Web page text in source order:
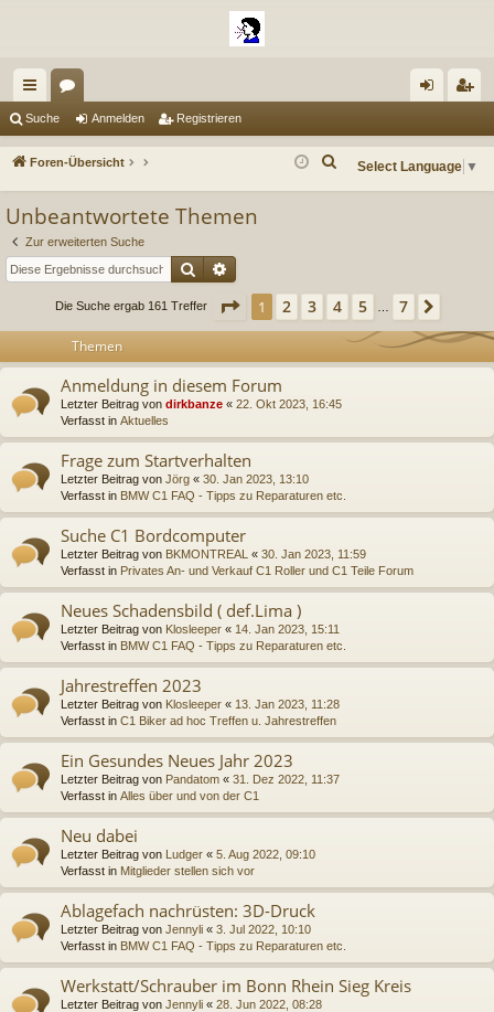
ch
ne
ug
riff
en m ist
Suche Anmelden Registrieren
Foren-Übersicht Select Language ▼
Unbeantwortete Themen
Zur erweiterten Suche
Suche
Die Suche ergab 161 Treffer Seite 1 von 7
1 2 3 4 5 7
Themen
Anmeldung in diesem Forum
Letzter Beitrag von dirkbanze « 22. Okt 2023, 16:45
Verfasst in Aktuelles
Frage zum Startverhalten
Letzter Beitrag von Jörg « 30. Jan 2023, 13:10
Verfasst in BMW C1 FAQ - Tipps zu Reparaturen etc.
Suche C1 Bordcomputer
Letzter Beitrag von BKMONTREAL « 30. Jan 2023, 11:59
Verfasst in Privates An- und Verkauf C1 Roller und C1 Teile Forum
Neues Schadensbild ( def.Lima )
Letzter Beitrag von Klosleeper « 14. Jan 2023, 15:11
Verfasst in BMW C1 FAQ - Tipps zu Reparaturen etc.
Jahrestreffen 2023
Letzter Beitrag von Klosleeper « 13. Jan 2023, 11:28
Verfasst in C1 Biker ad hoc Treffen u. Jahrestreffen
Ein Gesundes Neues Jahr 2023
Letzter Beitrag von Pandatom « 31. Dez 2022, 11:37
Verfasst in Alles über und von der C1
Neu dabei
Letzter Beitrag von Ludger « 5. Aug 2022, 09:10
Verfasst in Mitglieder stellen sich vor
Ablagefach nachrüsten: 3D-Druck
Letzter Beitrag von Jennyli « 3. Jul 2022, 10:10
Verfasst in BMW C1 FAQ - Tipps zu Reparaturen etc.
Werkstatt/Schrauber im Bonn Rhein Sieg Kreis
Letzter Beitrag von Jennyli « 28. Jun 2022, 08:28